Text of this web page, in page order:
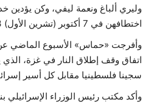
وليري ألباغ ونعمة ليفي، وكن يؤدين
اختطافهن في 7 أكتوبر (تشرين الأول) 2023.
وأفرجت «حماس» الأسبوع الماضي
سجينا فلسطينيا مقابل كل أسير
وأكد مكتب رئيس الوزراء الإسرائيلي